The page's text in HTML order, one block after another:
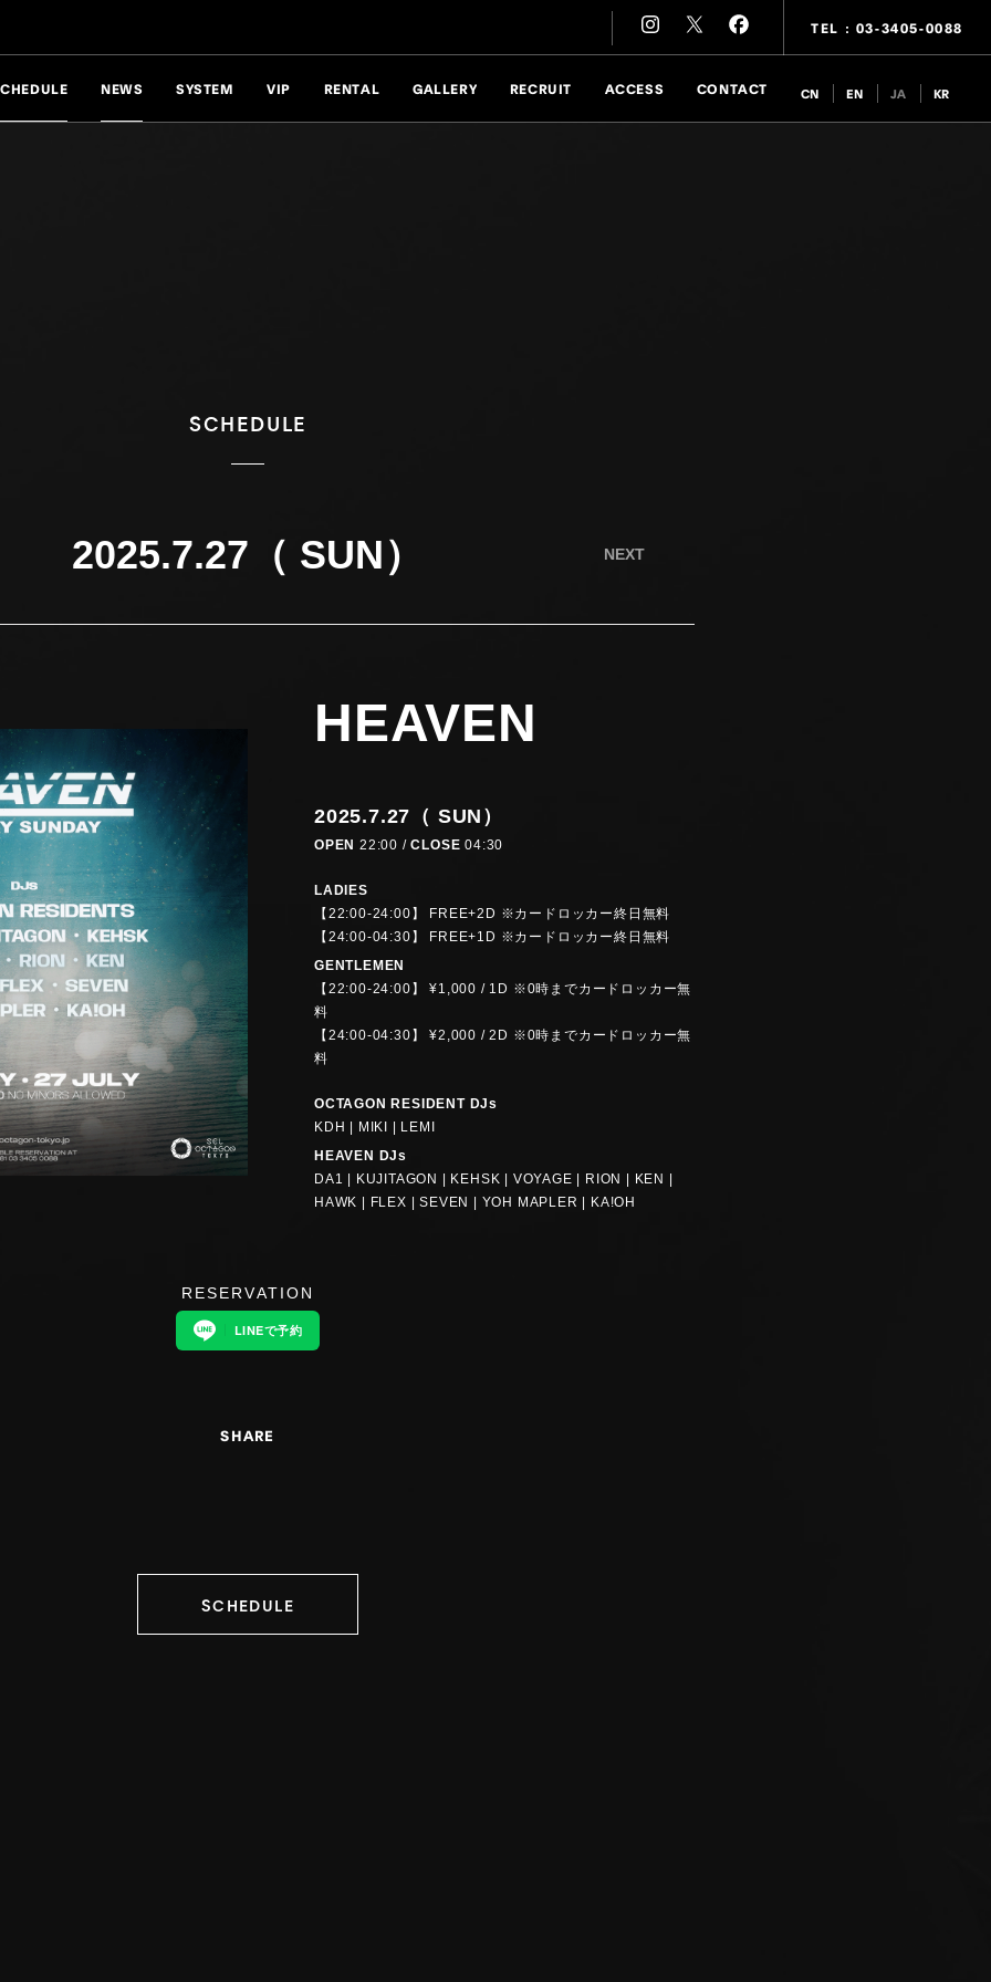
TEL : 03-3405-0088
NEWS SYSTEM VIP RENTAL GALLERY RECRUIT ACCESS CONTACT CN EN JA KR
SCHEDULE
2025.7.27（ SUN） NEXT
HEAVEN
2025.7.27（ SUN）
OPEN 22:00 /CLOSE 04:30
LADIES
【22:00-24:00】 FREE+2D ※カードロッカー終日無料
【24:00-04:30】 FREE+1D ※カードロッカー終日無料
GENTLEMEN
【22:00-24:00】 ¥1,000 / 1D ※0時までカードロッカー無
料
【24:00-04:30】 ¥2,000 / 2D ※0時までカードロッカー無
料
OCTAGON RESIDENT DJs
KDH | MIKI | LEMI
HEAVEN DJs
DA1 | KUJITAGON | KEHSK | VOYAGE | RION | KEN |
HAWK | FLEX | SEVEN | YOH MAPLER | KA!OH
RESERVATION
LINEで予約
SHARE
SCHEDULE